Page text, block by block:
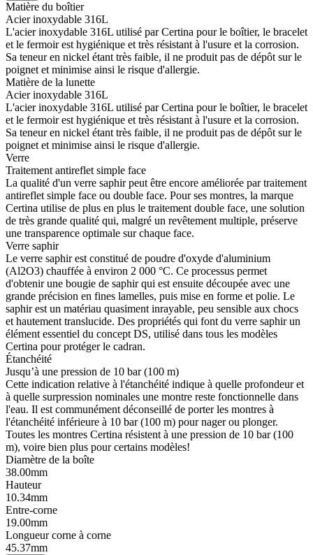
Matière du boîtier
Acier inoxydable 316L
L'acier inoxydable 316L utilisé par Certina pour le boîtier, le bracelet
et le fermoir est hygiénique et très résistant à l'usure et la corrosion.
Sa teneur en nickel étant très faible, il ne produit pas de dépôt sur le
poignet et minimise ainsi le risque d'allergie.
Matière de la lunette
Acier inoxydable 316L
L'acier inoxydable 316L utilisé par Certina pour le boîtier, le bracelet
et le fermoir est hygiénique et très résistant à l'usure et la corrosion.
Sa teneur en nickel étant très faible, il ne produit pas de dépôt sur le
poignet et minimise ainsi le risque d'allergie.
Verre
Traitement antireflet simple face
La qualité d'un verre saphir peut être encore améliorée par traitement
antireflet simple face ou double face. Pour ses montres, la marque
Certina utilise de plus en plus le traitement double face, une solution
de très grande qualité qui, malgré un revêtement multiple, préserve
une transparence optimale sur chaque face.
Verre saphir
Le verre saphir est constitué de poudre d'oxyde d'aluminium
(Al2O3) chauffée à environ 2 000 °C. Ce processus permet
d'obtenir une bougie de saphir qui est ensuite découpée avec une
grande précision en fines lamelles, puis mise en forme et polie. Le
saphir est un matériau quasiment inrayable, peu sensible aux chocs
et hautement translucide. Des propriétés qui font du verre saphir un
élément essentiel du concept DS, utilisé dans tous les modèles
Certina pour protéger le cadran.
Étanchéité
Jusqu’à une pression de 10 bar (100 m)
Cette indication relative à l'étanchéité indique à quelle profondeur et
à quelle surpression nominales une montre reste fonctionnelle dans
l'eau. Il est communément déconseillé de porter les montres à
l'étanchéité inférieure à 10 bar (100 m) pour nager ou plonger.
Toutes les montres Certina résistent à une pression de 10 bar (100
m), voire bien plus pour certains modèles!
Diamètre de la boîte
38.00mm
Hauteur
10.34mm
Entre-corne
19.00mm
Longueur corne à corne
45.37mm